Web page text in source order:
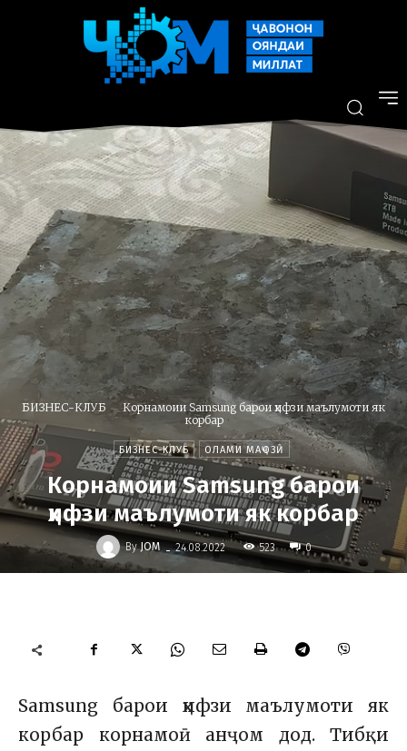
БИЗНЕС-КЛУБ
Корнамоии Samsung барои ҳифзи маълумоти як
корбар
БИЗНЕС-КЛУБ ОЛАМИ МАҶОЗӢ
Корнамоии Samsung барои
ҳифзи маълумоти як корбар
By JOM - 24.08.2022 523 0
Samsung барои ҳифзи маълумоти як
корбар корнамоӣ анҷом дод. Тибқи